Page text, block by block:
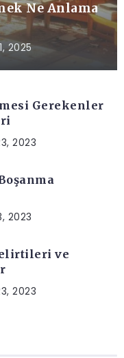
Ne Anlama
2025
Gerekenler
2023
2023
ve
2023